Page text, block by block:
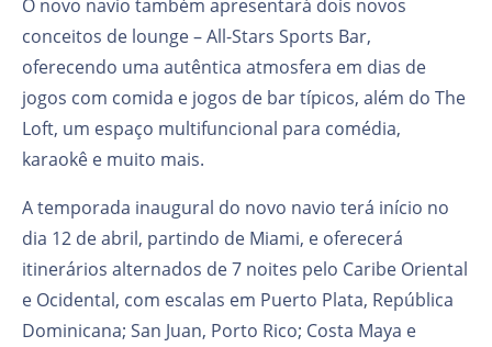
O novo navio também apresentará dois novos
conceitos de lounge – All-Stars Sports Bar,
oferecendo uma autêntica atmosfera em dias de
jogos com comida e jogos de bar típicos, além do The
Loft, um espaço multifuncional para comédia,
karaokê e muito mais.
A temporada inaugural do novo navio terá início no
dia 12 de abril, partindo de Miami, e oferecerá
itinerários alternados de 7 noites pelo Caribe Oriental
e Ocidental, com escalas em Puerto Plata, República
Dominicana; San Juan, Porto Rico; Costa Maya e